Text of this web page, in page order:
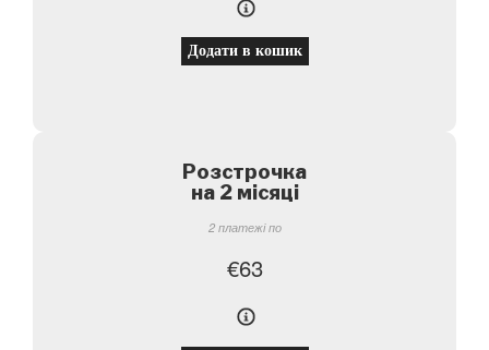
Додати в кошик
Розстрочка
на 2 місяці
2 платежі по
€63